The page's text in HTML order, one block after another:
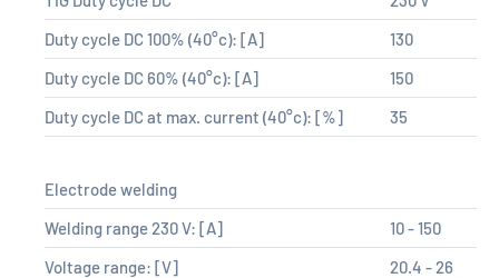
Duty cycle DC 100% (40°c): [A]
130
Duty cycle DC 60% (40°c): [A]
150
Duty cycle DC at max. current (40°c): [%] 35
Electrode welding
Welding range 230 V: [A]
10 - 150
Voltage range: [V]
20.4 - 26